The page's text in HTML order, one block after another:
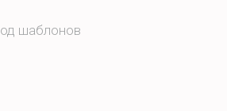
шаблонов